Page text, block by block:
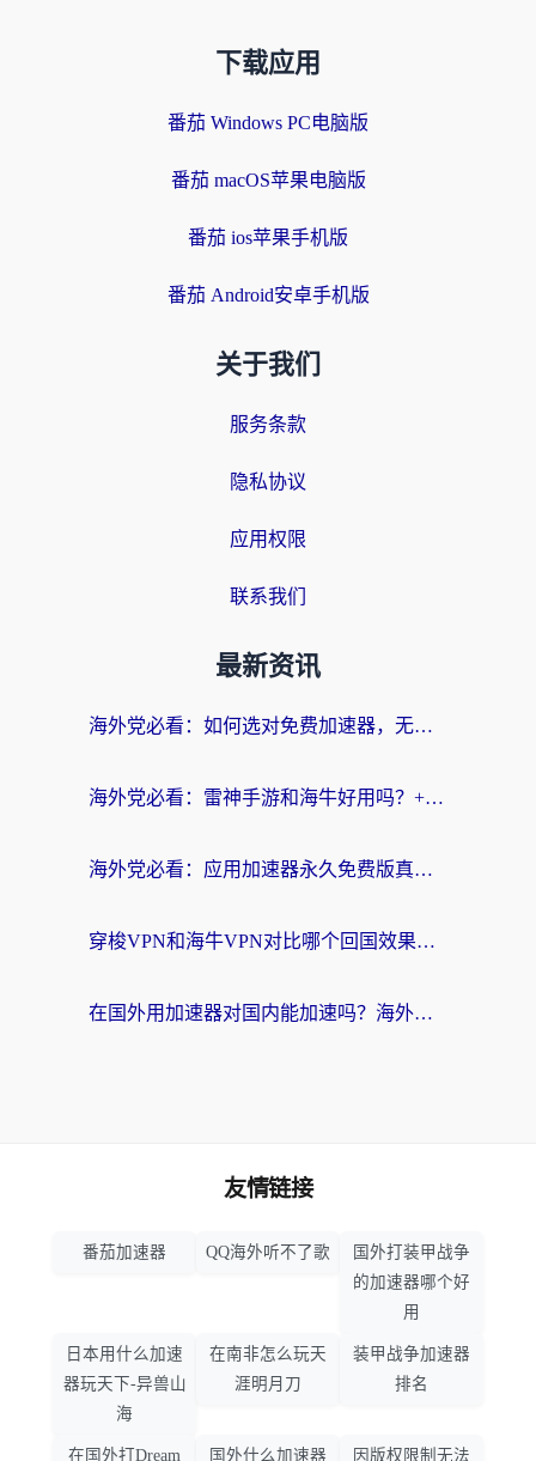
下载应用
番茄 Windows PC电脑版
番茄 macOS苹果电脑版
番茄 ios苹果手机版
番茄 Android安卓手机版
关于我们
服务条款
隐私协议
应用权限
联系我们
最新资讯
海外党必看：如何选对免费加速器，无缝访问国内资源不踩坑？
海外党必看：雷神手游和海牛好用吗？+3款热门加速器实测对比，附番茄加速器无缝回国指南
海外党必看：应用加速器永久免费版真的存在吗？教你选对回国加速器无缝刷国内资源
穿梭VPN和海牛VPN对比哪个回国效果更好？海外华人亲测3款热门加速器+避坑指南
在国外用加速器对国内能加速吗？海外党亲测有效的无缝访问指南
友情链接
番茄加速器 QQ海外听不了歌
国外打装甲战争
的加速器哪个好
用
日本用什么加速
器玩天下-异兽山
海
在南非怎么玩天
涯明月刀
装甲战争加速器
排名
在国外打Dream 国外什么加速器 因版权限制无法